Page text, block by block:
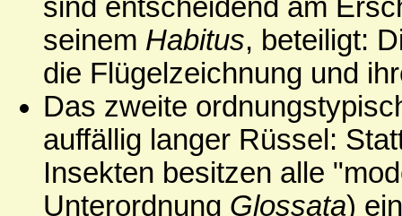
sind entscheidend am
seinem Habitus, beteiligt:
die Flügelzeichnung und
Das zweite
auffällig langer Rüssel:
Insekten besitzen alle
Unterordnung Glossata)